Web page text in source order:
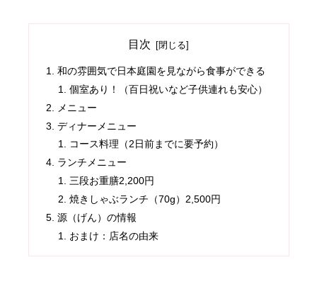
目次
和の雰囲気で日本庭園を見ながら食事ができる
個室あり！（百日祝いなど子供連れも安心）
メニュー
ディナーメニュー
コース料理（2日前までに要予約）
ランチメニュー
三段お重膳2,200円
焼きしゃぶランチ（70g）2,500円
源（げん）の情報
おまけ：店名の由来